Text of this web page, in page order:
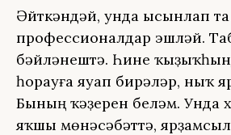
Әйткәндәй, унда ысынлап та
профессионалдар эшләй.
бәйләнештә. Һине
һорауға яуап бирәләр, ныҡ
Бының ҡәҙерен беләм. Унда
яҡшы мөнәсәбәттә,